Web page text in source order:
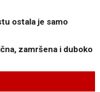
ostala je samo
zamršena i duboko